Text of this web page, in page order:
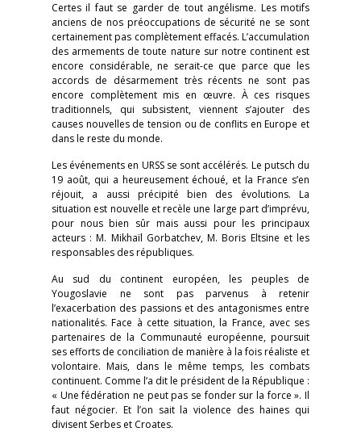
Certes il faut se garder de tout angélisme. Les motifs
anciens de nos préoccupations de sécurité ne se sont
certainement pas complètement effacés. L’accumulation
des armements de toute nature sur notre continent est
encore considérable, ne serait-ce que parce que les
accords de désarmement très récents ne sont pas
encore complètement mis en œuvre. À ces risques
traditionnels, qui subsistent, viennent s’ajouter des
causes nouvelles de tension ou de conflits en Europe et
dans le reste du monde.
Les événements en URSS se sont accélérés. Le putsch du
19 août, qui a heureusement échoué, et la France s’en
réjouit, a aussi précipité bien des évolutions. La
situation est nouvelle et recèle une large part d’imprévu,
pour nous bien sûr mais aussi pour les principaux
acteurs : M. Mikhaïl Gorbatchev, M. Boris Eltsine et les
responsables des républiques.
Au sud du continent européen, les peuples de
Yougoslavie ne sont pas parvenus à retenir
l’exacerbation des passions et des antagonismes entre
nationalités. Face à cette situation, la France, avec ses
partenaires de la Communauté européenne, poursuit
ses efforts de conciliation de manière à la fois réaliste et
volontaire. Mais, dans le même temps, les combats
continuent. Comme l’a dit le président de la République :
« Une fédération ne peut pas se fonder sur la force ». Il
faut négocier. Et l’on sait la violence des haines qui
divisent Serbes et Croates.